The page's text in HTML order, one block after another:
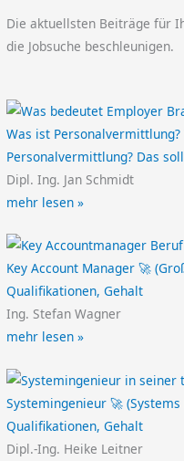
Die aktuellsten Beiträge für
die Jobsuche beschleunigen.
Was ist
Personalvermittlung? Das
Dipl. Ing. Jan Schmidt
mehr lesen »
Key Account Manager 🚀
Qualifikationen, Gehalt
Ing. Stefan Wagner
mehr lesen »
Systemingenieur 🚀
Qualifikationen, Gehalt
Dipl.-Ing. Heike Leitner